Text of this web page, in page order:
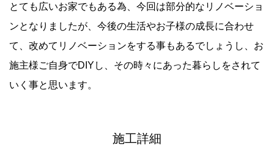
とても広いお家でもある為、今回は部分的なリノベーショ
ンとなりましたが、今後の生活やお子様の成長に合わせ
て、改めてリノベーションをする事もあるでしょうし、お
施主様ご自身でDIYし、その時々にあった暮らしをされて
いく事と思います。
施工詳細